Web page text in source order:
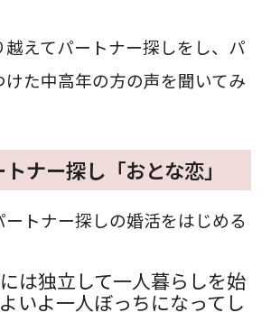
えてパートナー探しをし、パ
た中高年の方の声を聞いてみ
ナー探し「おとな恋」
トナー探しの婚活をはじめる
は独立して一人暮らしを始
いよ一人ぼっちになってし